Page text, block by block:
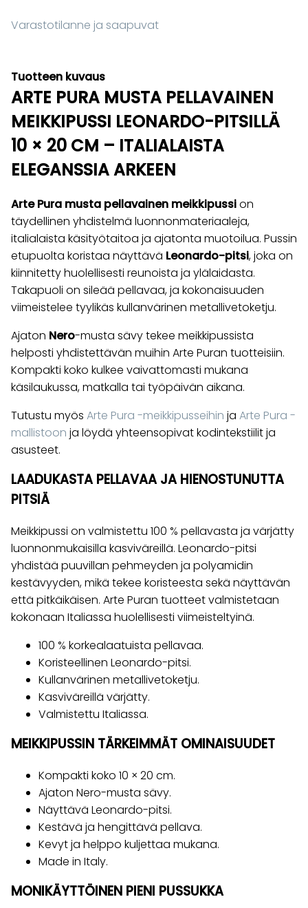
Varastotilanne ja saapuvat
Tuotteen kuvaus
ARTE PURA MUSTA PELLAVAINEN
MEIKKIPUSSI LEONARDO-PITSILLÄ
10 × 20 CM – ITALIALAISTA
ELEGANSSIA ARKEEN
Arte Pura musta pellavainen meikkipussion
täydellinen yhdistelmä luonnonmateriaaleja,
italialaista käsityötaitoa ja ajatonta muotoilua. Pussin
etupuolta koristaa näyttävä Leonardo-pitsi, joka on
kiinnitetty huolellisesti reunoista ja ylälaidasta.
Takapuoli on sileää pellavaa, ja kokonaisuuden
viimeistelee tyylikäs kullanvärinen metallivetoketju.
Ajaton Nero-musta sävy tekee meikkipussista
helposti yhdistettävän muihin Arte Puran tuotteisiin.
Kompakti koko kulkee vaivattomasti mukana
käsilaukussa, matkalla tai työpäivän aikana.
Tutustu myös Arte Pura -meikkipusseihin ja Arte Pura -
mallistoon ja löydä yhteensopivat kodintekstiilit ja
asusteet.
LAADUKASTA PELLAVAA JA HIENOSTUNUTTA
PITSIÄ
Meikkipussi on valmistettu 100 % pellavasta ja värjätty
luonnonmukaisilla kasviväreillä. Leonardo-pitsi
yhdistää puuvillan pehmeyden ja polyamidin
kestävyyden, mikä tekee koristeesta sekä näyttävän
että pitkäikäisen. Arte Puran tuotteet valmistetaan
kokonaan Italiassa huolellisesti viimeisteltyinä.
100 % korkealaatuista pellavaa.
Koristeellinen Leonardo-pitsi.
Kullanvärinen metallivetoketju.
Kasviväreillä värjätty.
Valmistettu Italiassa.
MEIKKIPUSSIN TÄRKEIMMÄT OMINAISUUDET
Kompakti koko 10 × 20 cm.
Ajaton Nero-musta sävy.
Näyttävä Leonardo-pitsi.
Kestävä ja hengittävä pellava.
Kevyt ja helppo kuljettaa mukana.
Made in Italy.
MONIKÄYTTÖINEN PIENI PUSSUKKA